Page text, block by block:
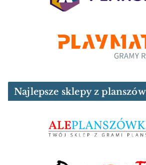
Najlepsze sklepy z